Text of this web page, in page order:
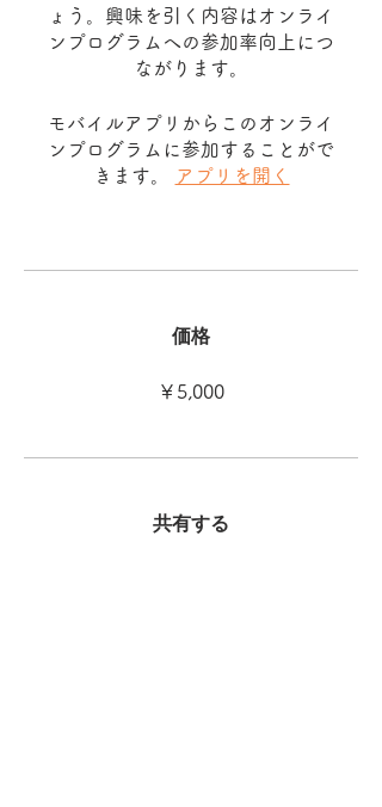
ょう。興味を引く内容はオンライ
ンプログラムへの参加率向上につ
ながります。
モバイルアプリからこのオンライ
ンプログラムに参加することがで
きます。
アプリを開く
価格
￥5,000
共有する